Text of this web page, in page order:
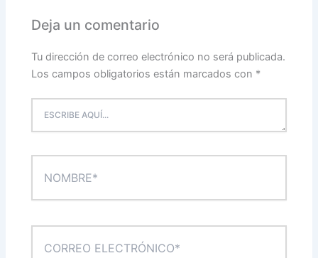
Deja un comentario
Tu dirección de correo electrónico no será publicada.
Los campos obligatorios están marcados con *
AQUÍ...
ELECTRÓNICO*